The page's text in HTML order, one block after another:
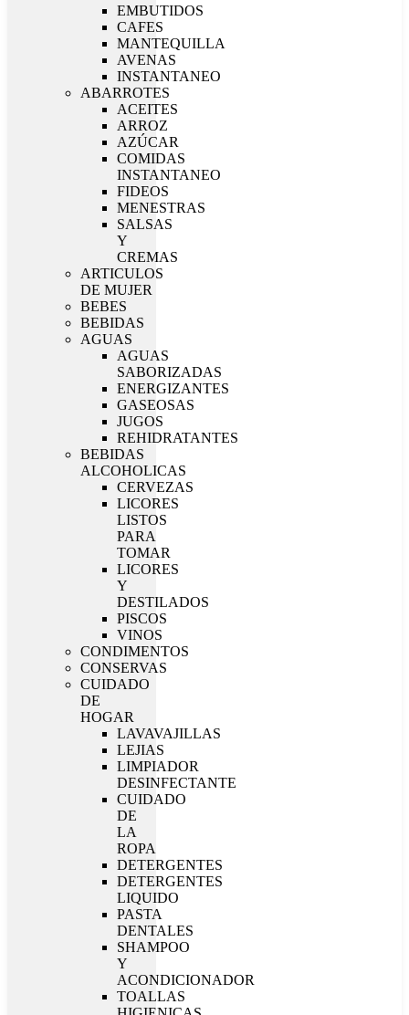
EMBUTIDOS
CAFES
MANTEQUILLA
AVENAS
INSTANTANEO
ABARROTES
ACEITES
ARROZ
AZÚCAR
COMIDAS
INSTANTANEO
FIDEOS
MENESTRAS
SALSAS
Y
CREMAS
ARTICULOS
DE MUJER
BEBES
BEBIDAS
AGUAS
AGUAS
SABORIZADAS
ENERGIZANTES
GASEOSAS
JUGOS
REHIDRATANTES
BEBIDAS
ALCOHOLICAS
CERVEZAS
LICORES
LISTOS
PARA
TOMAR
LICORES
Y
DESTILADOS
PISCOS
VINOS
CONDIMENTOS
CONSERVAS
CUIDADO
DE
HOGAR
LAVAVAJILLAS
LEJIAS
LIMPIADOR
DESINFECTANTE
CUIDADO
DE
LA
ROPA
DETERGENTES
DETERGENTES
LIQUIDO
PASTA
DENTALES
SHAMPOO
Y
ACONDICIONADOR
TOALLAS